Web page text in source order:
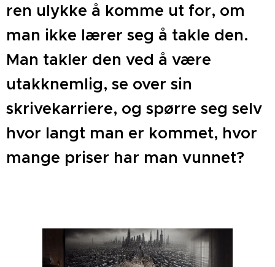
ren ulykke å komme ut for, om
man ikke lærer seg å takle den.
Man takler den ved å være
utakknemlig, se over sin
skrivekarriere, og spørre seg selv
hvor langt man er kommet, hvor
mange priser har man vunnet?